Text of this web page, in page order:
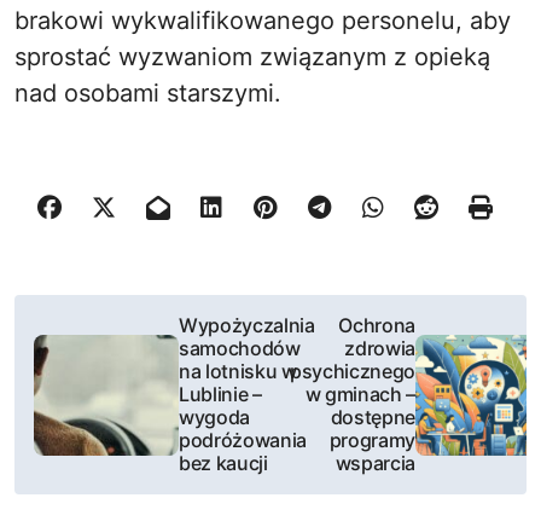
brakowi wykwalifikowanego personelu, aby
sprostać wyzwaniom związanym z opieką
nad osobami starszymi.
w
Wypożyczalnia
samochodów
na lotnisku w
Lublinie –
wygoda
podróżowania
bez kaucji
Ochrona
zdrowia
psychicznego
w gminach –
dostępne
programy
wsparcia